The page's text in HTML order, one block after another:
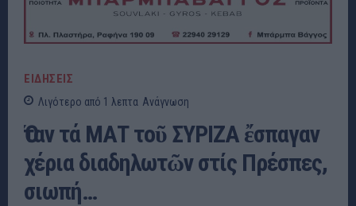
ΕΙΔΗΣΕΙΣ
Λιγότερο από 1 λεπτα Ανάγνωση
Ὅταν τά ΜΑΤ τοῦ ΣΥΡΙΖΑ ἔσπαγαν
χέρια διαδηλωτῶν στίς Πρέσπες,
σιωπή…